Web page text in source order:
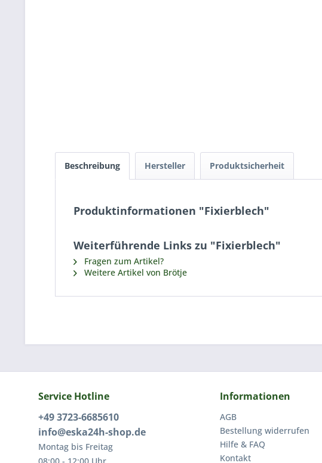
Beschreibung Hersteller Produktsicherheit
Produktinformationen "Fixierblech"
Weiterführende Links zu "Fixierblech"
Fragen zum Artikel?
Weitere Artikel von Brötje
Service Hotline
+49 3723-6685610
info@eska24h-shop.de
Montag bis Freitag
Informationen
AGB
Bestellung widerrufen
Hilfe & FAQ
Kontakt